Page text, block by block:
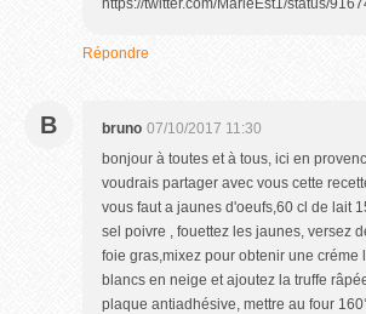
https://twitter.com/MarieEst1/status/
Répondre
B bruno 07/10/2017 11:30
bonjour à toutes et à tous, ici en
voudrais partager avec vous cette
vous faut a jaunes d'oeufs,60 cl de lait
sel poivre , fouettez les jaunes, versez
foie gras,mixez pour obtenir une
blancs en neige et ajoutez la truffe
plaque antiadhésive, mettre au four